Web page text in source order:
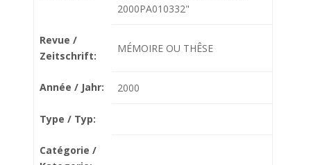
2000PA010332"
Revue /
Zeitschrift:
MÉMOIRE OU THÊSE
Année / Jahr: 2000
Type / Typ:
Catégorie /